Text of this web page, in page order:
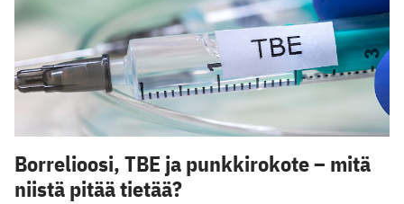
Borrelioosi, TBE ja punkkirokote – mitä
niistä pitää tietää?